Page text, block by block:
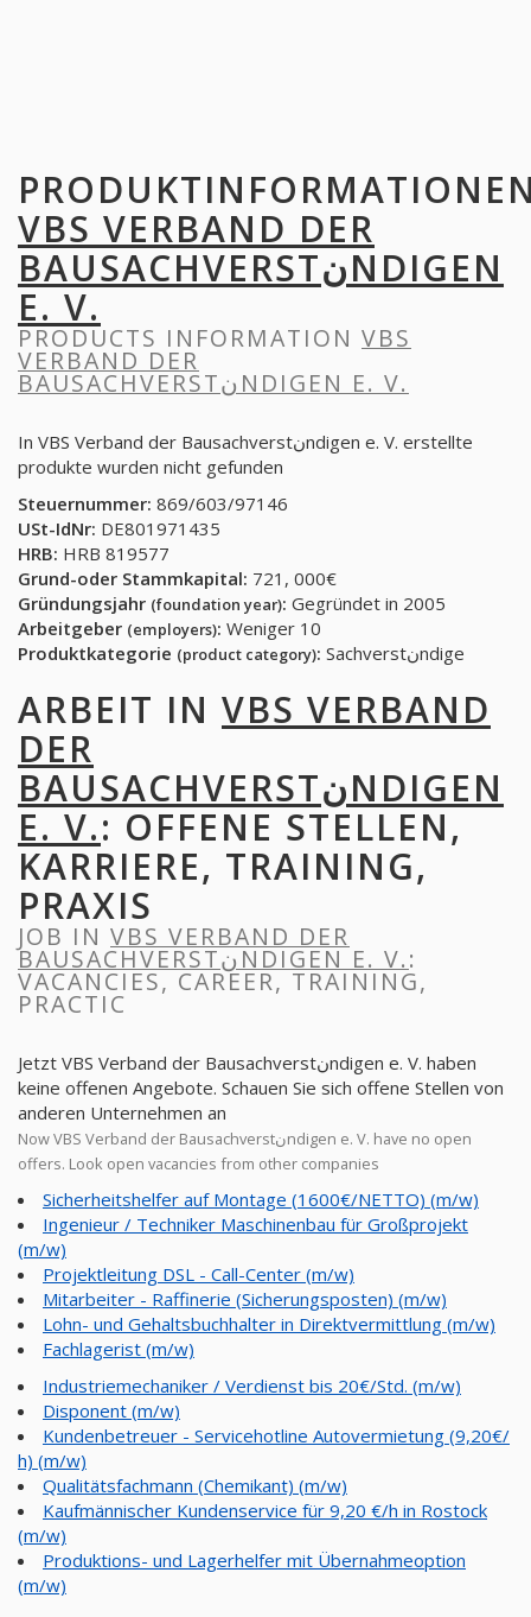
VBS VERBAND DER
BAUSACHVERSTنNDIGEN
E. V.
PRODUCTS INFORMATION VBS
VERBAND DER
BAUSACHVERSTنNDIGEN E. V.
In VBS Verband der Bausachverstنndigen e. V. erstellte
produkte wurden nicht gefunden
Steuernummer: 869/603/97146
USt-IdNr: DE801971435
HRB: HRB 819577
Grund-oder Stammkapital: 721, 000€
Gründungsjahr (foundation year): Gegründet in 2005
Arbeitgeber (employers): Weniger 10
Produktkategorie (product category): Sachverstنndige
ARBEIT IN VBS VERBAND
DER
BAUSACHVERSTنNDIGEN
E. V.: OFFENE STELLEN,
KARRIERE, TRAINING,
PRAXIS
JOB IN VBS VERBAND DER
BAUSACHVERSTنNDIGEN E. V.:
VACANCIES, CAREER, TRAINING,
PRACTIC
Jetzt VBS Verband der Bausachverstنndigen e. V. haben
keine offenen Angebote. Schauen Sie sich offene Stellen von
anderen Unternehmen an
Now VBS Verband der Bausachverstنndigen e. V. have no open
offers. Look open vacancies from other companies
Sicherheitshelfer auf Montage (1600€/NETTO) (m/w)
Ingenieur / Techniker Maschinenbau für Großprojekt
(m/w)
Projektleitung DSL - Call-Center (m/w)
Mitarbeiter - Raffinerie (Sicherungsposten) (m/w)
Lohn- und Gehaltsbuchhalter in Direktvermittlung (m/w)
Fachlagerist (m/w)
Industriemechaniker / Verdienst bis 20€/Std. (m/w)
Disponent (m/w)
Kundenbetreuer - Servicehotline Autovermietung (9,20€/
h) (m/w)
Qualitätsfachmann (Chemikant) (m/w)
Kaufmännischer Kundenservice für 9,20 €/h in Rostock
(m/w)
Produktions- und Lagerhelfer mit Übernahmeoption
(m/w)